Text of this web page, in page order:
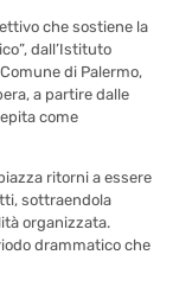
che sostiene la
dall’Istituto
di Palermo,
a partire dalle
come
ritorni a essere
sottraendola
organizzata.
drammatico che